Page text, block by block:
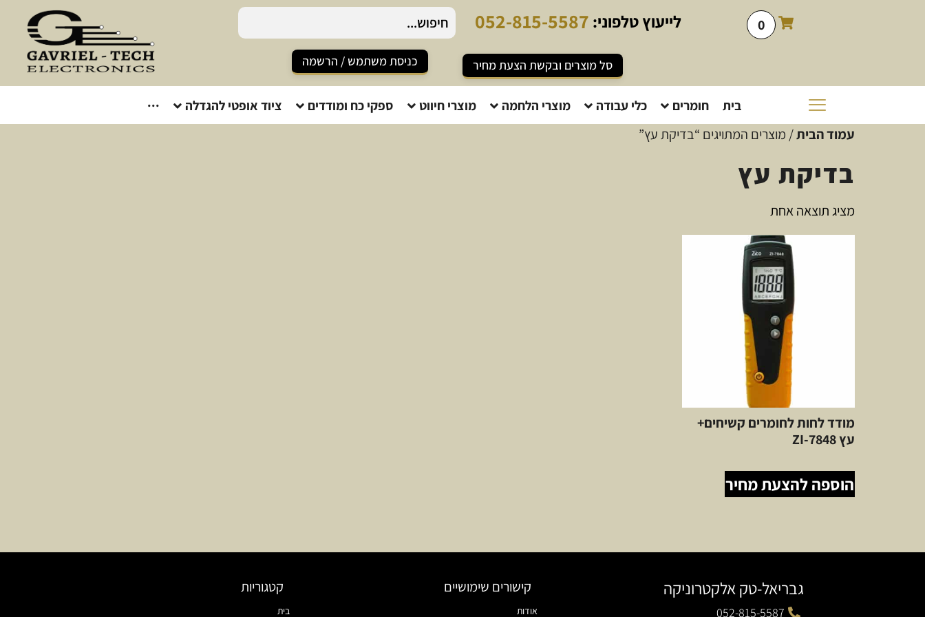
0 לייעוץטלפוני: 052-815-5587
סל מוצרים ובקשת הצעת מחיר כניסת משתמש / הרשמה
בית חומרים כלי עבודה מוצרי הלחמה מוצרי חיווט ספקי כח ומודדים ציוד אופטי להגדלה ···
עמוד הבית/ מוצרים המתויגים “בדיקת עץ”
בדיקת עץ
מציג תוצאה אחת
מודד לחות לחומרים קשיחים+
עץ ZI-7848
הוספה להצעת מחיר
גבריאל-טק אלקטרוניקה
052-815-5587
קישורים שימושיים
אודות
קטגוריות
בית